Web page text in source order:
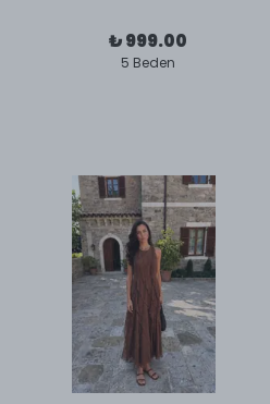
₺ 999.00
5 Beden